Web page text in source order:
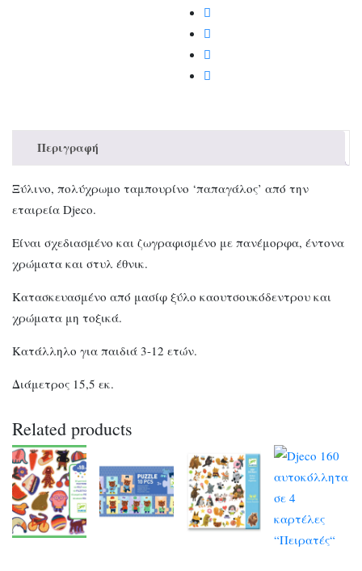
Περιγραφή
Ξύλινο, πολύχρωμο ταμπουρίνο ‘παπαγάλος’ από την
εταιρεία Djeco.
Είναι σχεδιασμένο και ζωγραφισμένο με πανέμορφα, έντονα
χρώματα και στυλ έθνικ.
Κατασκευασμένο από μασίφ ξύλο καουτσουκόδεντρου και
χρώματα μη τοξικά.
Κατάλληλο για παιδιά 3-12 ετών.
Διάμετρος 15,5 εκ.
Related products